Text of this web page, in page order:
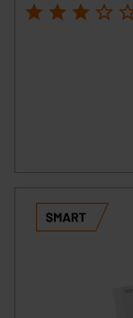
1 2 3 4 5